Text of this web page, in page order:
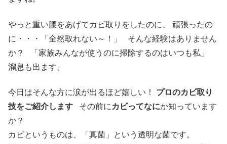
やっと重い腰をあげてカビ取りをしたのに、 頑張ったの
に・・・「全然取れない～！」 そんな経験はありません
か？ 「家族みんなが使うのに掃除するのはいつも私」
溜息も出ます。
今日はそんな方に涙が出るほど嬉しい！ プロのカビ取り
技をご紹介します その前に カビってなにか知っています
か？
カビというものは、「真菌」という透明な菌です。